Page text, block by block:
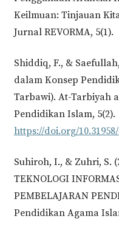
Keilmuan: Tinjauan
Jurnal REVORMA, 5(1).
Shiddiq, F., &
dalam Konsep
Tarbawi). At-Tarbiyah
Pendidikan Islam, 5(2).
https://doi.org/
Suhiroh, I., & Zuhri, S.
TEKNOLOGI
PEMBELAJARAN
Pendidikan Agama